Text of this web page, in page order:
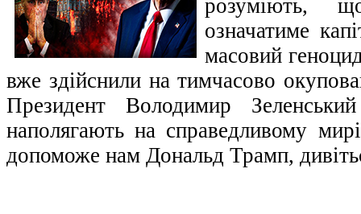
розуміють,
означатиме
масовий
вже здійснили на тимчасово
Президент Володимир
наполягають на справедливому
допоможе нам Дональд Трамп,